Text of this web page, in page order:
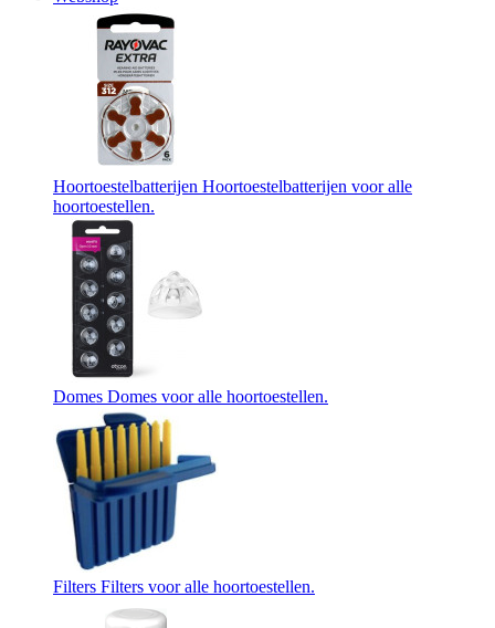
Hoortoestelbatterijen Hoortoestelbatterijen voor alle
hoortoestellen.
Domes Domes voor alle hoortoestellen.
Filters Filters voor alle hoortoestellen.